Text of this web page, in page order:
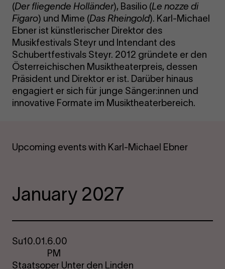
(Der fliegende Holländer), Basilio (Le nozze di
Figaro) und Mime (Das Rheingold). Karl-Michael
Ebner ist künstlerischer Direktor des
Musikfestivals Steyr und Intendant des
Schubertfestivals Steyr. 2012 gründete er den
Österreichischen Musiktheaterpreis, dessen
Präsident und Direktor er ist. Darüber hinaus
engagiert er sich für junge Sänger:innen und
innovative Formate im Musiktheaterbereich.
Upcoming events with Karl-Michael Ebner
January 2027
Su10.01.6.00
PM
Staatsoper Unter den Linden